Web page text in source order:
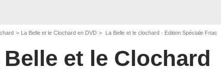
La Belle et le Clochard en DVD La Belle et le clochard - Edition Spéciale Fnac
Belle et le Clochard